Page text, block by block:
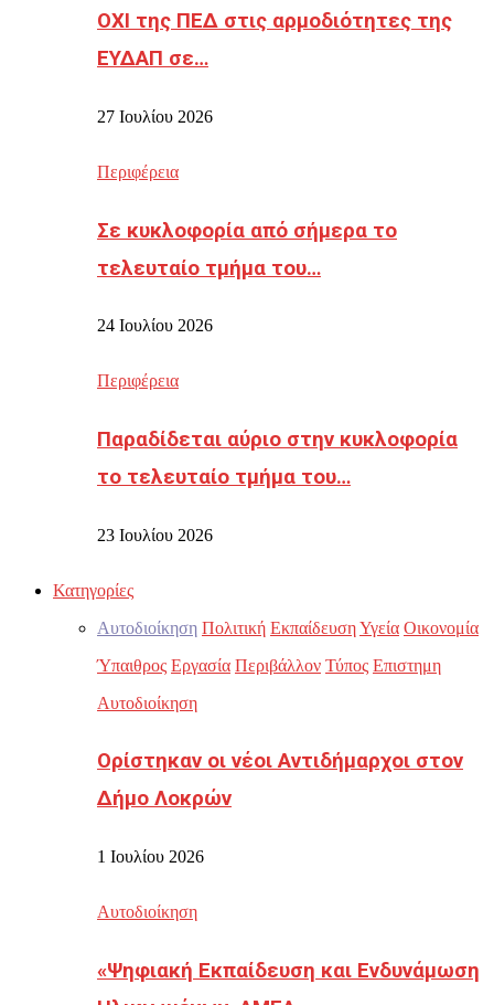
ΟΧΙ της ΠΕΔ στις αρμοδιότητες της
ΕΥΔΑΠ σε…
27 Ιουλίου 2026
Περιφέρεια
Σε κυκλοφορία από σήμερα το
τελευταίο τμήμα του…
24 Ιουλίου 2026
Περιφέρεια
Παραδίδεται αύριο στην κυκλοφορία
το τελευταίο τμήμα του…
23 Ιουλίου 2026
Κατηγορίες
Αυτοδιοίκηση Πολιτική ΕκπαίδευσηΥγεία Οικονομία
Ύπαιθρος Εργασία Περιβάλλον Τύπος Επιστημη
Αυτοδιοίκηση
Ορίστηκαν οι νέοι Αντιδήμαρχοι στον
Δήμο Λοκρών
1 Ιουλίου 2026
Αυτοδιοίκηση
«Ψηφιακή Εκπαίδευση και Ενδυνάμωση